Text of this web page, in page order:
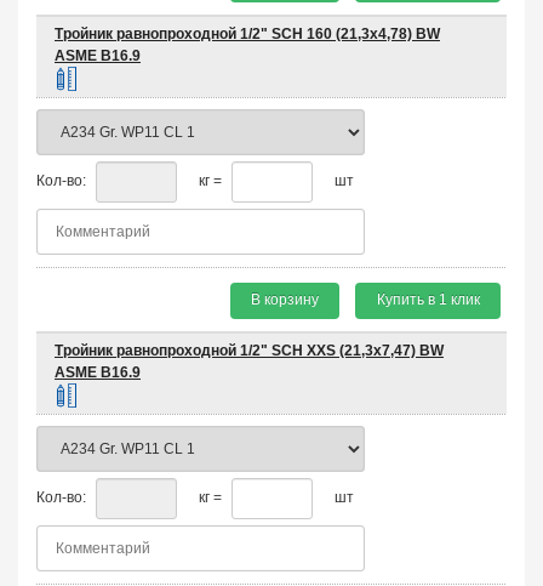
Тройник равнопроходной 1/2" SCH 160 (21,3х4,78) BW
ASME B16.9
Кол-во: кг = шт
В корзину Купить в 1 клик
Тройник равнопроходной 1/2" SCH XXS (21,3х7,47) BW
ASME B16.9
Кол-во: кг = шт